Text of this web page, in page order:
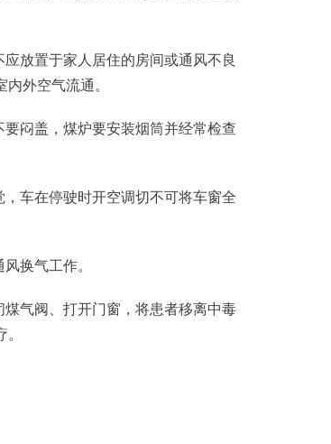
放置于家人居住的房间或通风不良
外空气流通。
闷盖，煤炉要安装烟筒并经常检查
车在停驶时开空调切不可将车窗全
换气工作。
气阀、打开门窗，将患者移离中毒